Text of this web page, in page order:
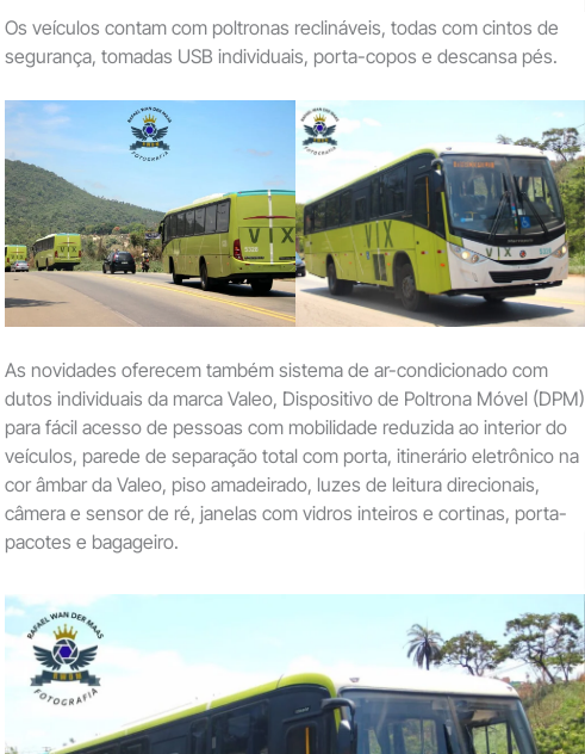
Os veículos contam com poltronas reclináveis, todas com cintos de
segurança, tomadas USB individuais, porta-copos e descansa pés.
As novidades oferecem também sistema de ar-condicionado com
dutos individuais da marca Valeo, Dispositivo de Poltrona Móvel (DPM)
para fácil acesso de pessoas com mobilidade reduzida ao interior do
veículos, parede de separação total com porta, itinerário eletrônico na
cor âmbar da Valeo, piso amadeirado, luzes de leitura direcionais,
câmera e sensor de ré, janelas com vidros inteiros e cortinas, porta-
pacotes e bagageiro.